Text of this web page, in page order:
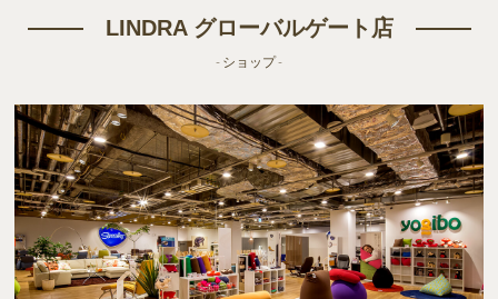
LINDRA グローバルゲート店
- ショップ -